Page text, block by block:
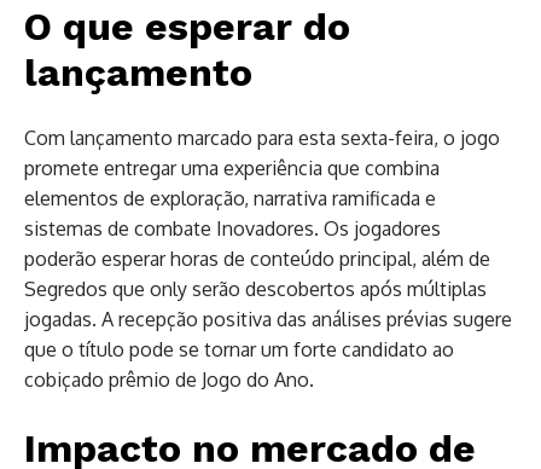
O que esperar do
lançamento
Com lançamento marcado para esta sexta-feira, o jogo
promete entregar uma experiência que combina
elementos de exploração, narrativa ramificada e
sistemas de combate Inovadores. Os jogadores
poderão esperar horas de conteúdo principal, além de
Segredos que only serão descobertos após múltiplas
jogadas. A recepção positiva das análises prévias sugere
que o título pode se tornar um forte candidato ao
cobiçado prêmio de Jogo do Ano.
Impacto no mercado de